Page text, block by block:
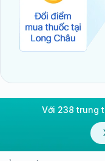
Với 238 trung